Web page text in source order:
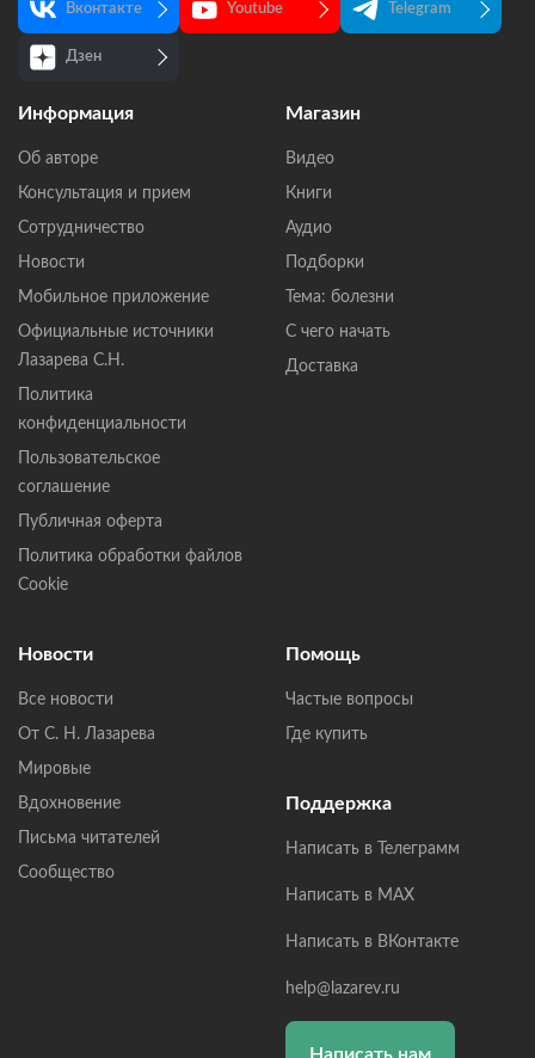
Вконтакте Youtube Telegram
Дзен
Информация
Об авторе
Консультация и прием
Сотрудничество
Новости
Мобильное приложение
Официальные источники
Лазарева С.Н.
Политика
конфиденциальности
Пользовательское
соглашение
Публичная оферта
Политика обработки файлов
Cookie
Магазин
Видео
Книги
Аудио
Подборки
Тема: болезни
С чего начать
Доставка
Новости
Все новости
От С. Н. Лазарева
Мировые
Вдохновение
Письма читателей
Сообщество
Помощь
Частые вопросы
Где купить
Поддержка
Написать в Телеграмм
Написать в MAX
Написать в ВКонтакте
help@lazarev.ru